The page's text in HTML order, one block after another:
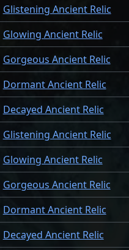
Glistening Ancient Relic
Glowing Ancient Relic
Gorgeous Ancient Relic
Dormant Ancient Relic
Decayed Ancient Relic
Glistening Ancient Relic
Glowing Ancient Relic
Gorgeous Ancient Relic
Dormant Ancient Relic
Decayed Ancient Relic